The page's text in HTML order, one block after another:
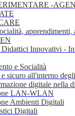
-
apprendimenti,
Innovativi -
e Socialità
sicuro all'interno
digitale nella
LAN-WLAN
Ambienti Digitali
Digitali